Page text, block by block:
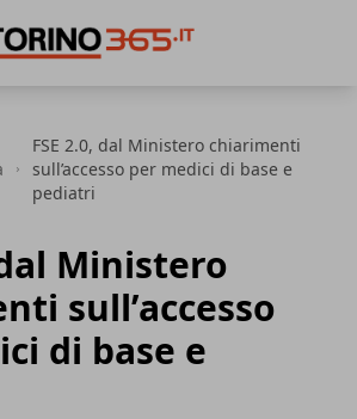
FSE 2.0, dal Ministero chiarimenti
sull’accesso per medici di base e
pediatri
Ministero
sull’accesso
di base e